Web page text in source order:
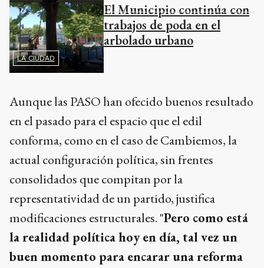
LA CIUDAD
El Municipio continúa con
trabajos de poda en el
arbolado urbano
Aunque las PASO han ofecido buenos resultado
en el pasado para el espacio que el edil
conforma, como en el caso de Cambiemos, la
actual configuración política, sin frentes
consolidados que compitan por la
representatividad de un partido, justifica
modificaciones estructurales. "Pero como está
la realidad política hoy en día, tal vez un
buen momento para encarar una reforma